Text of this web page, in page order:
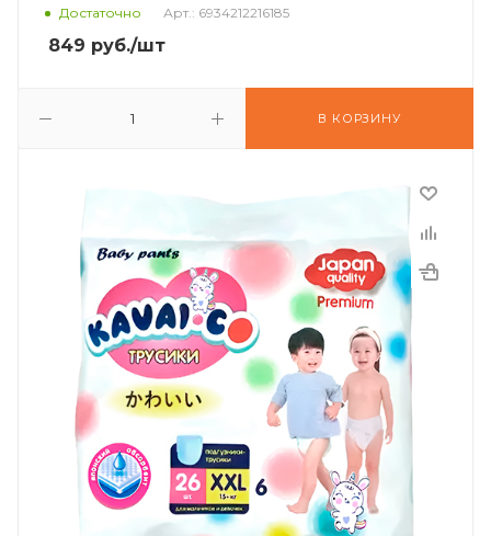
Достаточно Арт.: 6934212216185
849 руб./шт
В КОРЗИНУ